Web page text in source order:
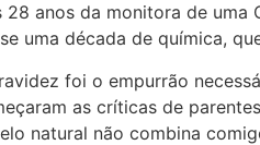
28 anos da monitora de uma
uma década de química,
foi o empurrão
as críticas de
natural não combina